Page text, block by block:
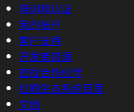
培训和认证
我的帐户
客户支持
开发者资源
查找合作伙伴
红帽生态系统目录
文档